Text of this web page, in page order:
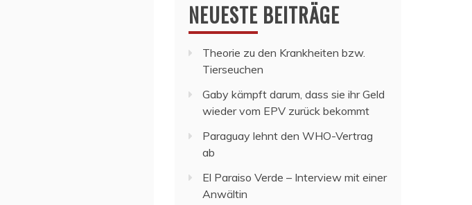
NEUESTE BEITRÄGE
Theorie zu den Krankheiten bzw.
Tierseuchen
Gaby kämpft darum, dass sie ihr Geld
wieder vom EPV zurück bekommt
Paraguay lehnt den WHO-Vertrag
ab
El Paraiso Verde – Interview mit einer
Anwältin